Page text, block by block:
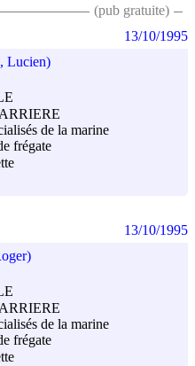
(pub gratuite)
Lucien)
de la marine
frégate
13/10/1995
de la marine
frégate
13/10/1995